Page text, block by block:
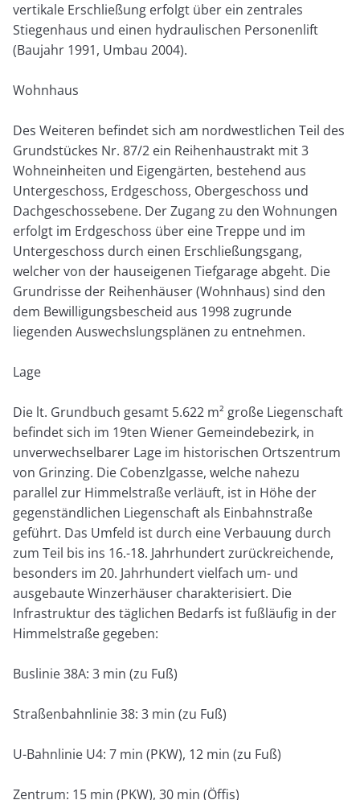
vertikale Erschließung erfolgt über ein zentrales
Stiegenhaus und einen hydraulischen Personenlift
(Baujahr 1991, Umbau 2004).
Wohnhaus
Des Weiteren befindet sich am nordwestlichen Teil des
Grundstückes Nr. 87/2 ein Reihenhaustrakt mit 3
Wohneinheiten und Eigengärten, bestehend aus
Untergeschoss, Erdgeschoss, Obergeschoss und
Dachgeschossebene. Der Zugang zu den Wohnungen
erfolgt im Erdgeschoss über eine Treppe und im
Untergeschoss durch einen Erschließungsgang,
welcher von der hauseigenen Tiefgarage abgeht. Die
Grundrisse der Reihenhäuser (Wohnhaus) sind den
dem Bewilligungsbescheid aus 1998 zugrunde
liegenden Auswechslungsplänen zu entnehmen.
Lage
Die lt. Grundbuch gesamt 5.622 m² große Liegenschaft
befindet sich im 19ten Wiener Gemeindebezirk, in
unverwechselbarer Lage im historischen Ortszentrum
von Grinzing. Die Cobenzlgasse, welche nahezu
parallel zur Himmelstraße verläuft, ist in Höhe der
gegenständlichen Liegenschaft als Einbahnstraße
geführt. Das Umfeld ist durch eine Verbauung durch
zum Teil bis ins 16.-18. Jahrhundert zurückreichende,
besonders im 20. Jahrhundert vielfach um- und
ausgebaute Winzerhäuser charakterisiert. Die
Infrastruktur des täglichen Bedarfs ist fußläufig in der
Himmelstraße gegeben:
Buslinie 38A: 3 min (zu Fuß)
Straßenbahnlinie 38: 3 min (zu Fuß)
U-Bahnlinie U4: 7 min (PKW), 12 min (zu Fuß)
Zentrum: 15 min (PKW), 30 min (Öffis)